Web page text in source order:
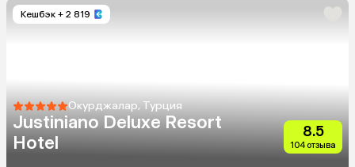
Кешбэк + 2 819
Окурджалар, Турция
Justiniano Deluxe Resort
Hotel
8.5
104 отзыва